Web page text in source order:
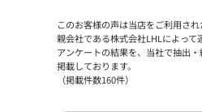
このお客様の声は当店をご利用さ
親会社である株式会社LHLによって
アンケートの結果を、当社で抽出
掲載しております。
（掲載件数160件）